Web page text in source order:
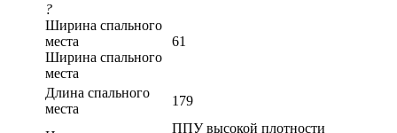
?
Ширина спального
места
Ширина спального
места
61
Длина спального
места
179
ППУ высокой плотности